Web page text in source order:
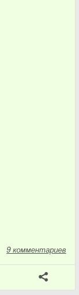
9 комментариев